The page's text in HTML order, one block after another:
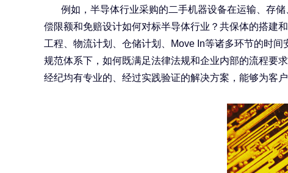
例如，半导体行业采购的二手机器设备在运输、存
偿限额和免赔设计如何对标半导体行业？共保体的搭建
工程、物流计划、仓储计划、
Move In等诸多环节的时间
规范体系下，如何既满足法律法规和企业内部的流程要
经纪均有专业的、经过实践验证的解决方案，能够为客户